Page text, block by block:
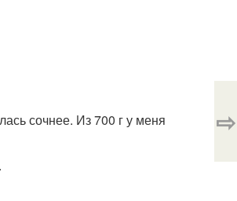
сочнее. Из 700 г у меня
⇨